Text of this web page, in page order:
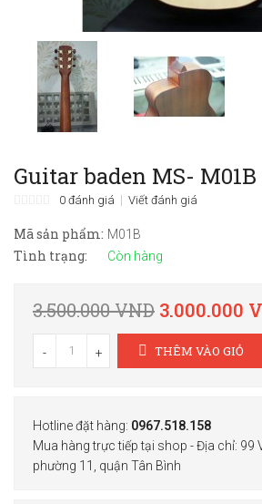
Guitar baden MS- M01B
0 đánh giá Viết đánh giá
Mã sản phẩm: M01B
Tình trạng: Còn hàng
3.500.000 VND 3.000.000
- + THÊM VÀO GIỎ
Hotline đặt hàng: 0967.518.158
Mua hàng trực tiếp tại shop - Địa chỉ: 99
phường 11, quận Tân Bình